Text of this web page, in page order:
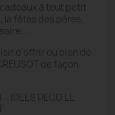
à tout petit
la fêtes des pères,
d'offrir ou bien de
de façon
- IDEES DECO LE